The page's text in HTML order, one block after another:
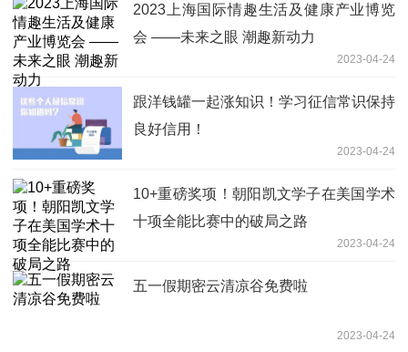
2023上海国际情趣生活及健康产业博览
会 ——未来之眼 潮趣新动力
2023-04-24
跟洋钱罐一起涨知识！学习征信常识保持
良好信用！
2023-04-24
10+重磅奖项！朝阳凯文学子在美国学术
十项全能比赛中的破局之路
2023-04-24
五一假期密云清凉谷免费啦
2023-04-24